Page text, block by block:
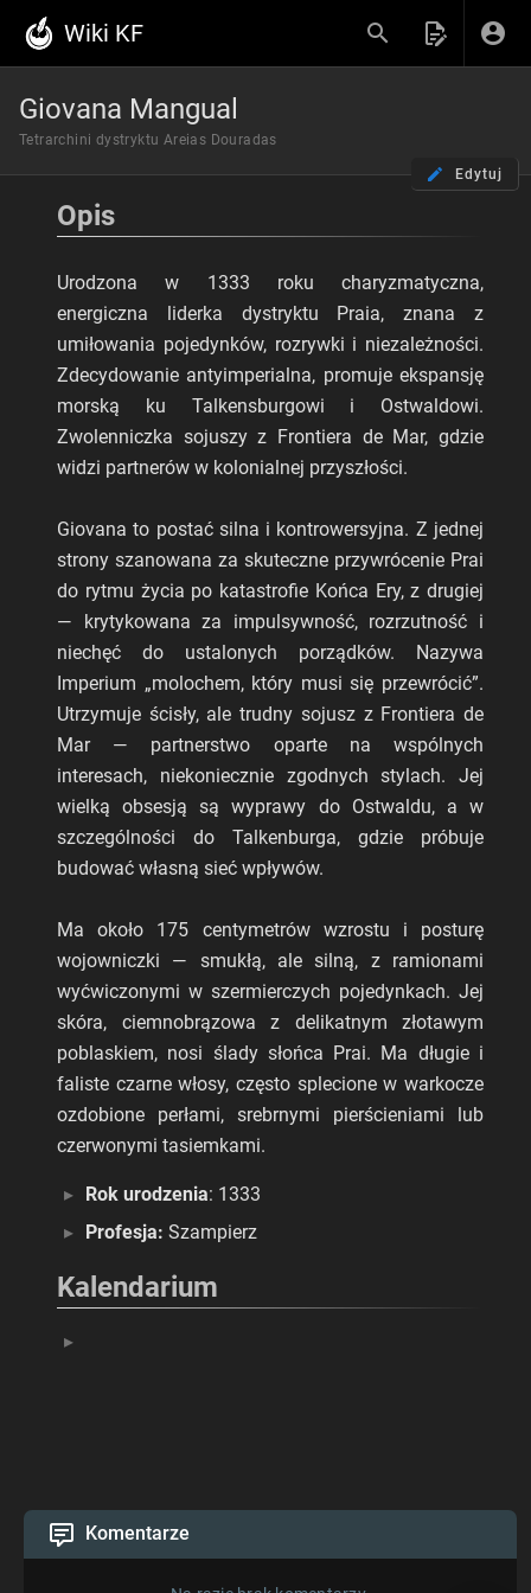
Wiki KF
Giovana Mangual
Tetrarchini dystryktu Areias Douradas
Edytuj
Opis
Urodzona w 1333 roku charyzmatyczna,
energiczna liderka dystryktu Praia, znana z
umiłowania pojedynków, rozrywki i niezależności.
Zdecydowanie antyimperialna, promuje ekspansję
morską ku Talkensburgowi i Ostwaldowi.
Zwolenniczka sojuszy z Frontiera de Mar, gdzie
widzi partnerów w kolonialnej przyszłości.
Giovana to postać silna i kontrowersyjna. Z jednej
strony szanowana za skuteczne przywrócenie Prai
do rytmu życia po katastrofie Końca Ery, z drugiej
— krytykowana za impulsywność, rozrzutność i
niechęć do ustalonych porządków. Nazywa
Imperium „molochem, który musi się przewrócić”.
Utrzymuje ścisły, ale trudny sojusz z Frontiera de
Mar — partnerstwo oparte na wspólnych
interesach, niekoniecznie zgodnych stylach. Jej
wielką obsesją są wyprawy do Ostwaldu, a w
szczególności do Talkenburga, gdzie próbuje
budować własną sieć wpływów.
Ma około 175 centymetrów wzrostu i posturę
wojowniczki — smukłą, ale silną, z ramionami
wyćwiczonymi w szermierczych pojedynkach. Jej
skóra, ciemnobrązowa z delikatnym złotawym
poblaskiem, nosi ślady słońca Prai. Ma długie i
faliste czarne włosy, często splecione w warkocze
ozdobione perłami, srebrnymi pierścieniami lub
czerwonymi tasiemkami.
Rok urodzenia: 1333
Profesja: Szampierz
Kalendarium
Komentarze